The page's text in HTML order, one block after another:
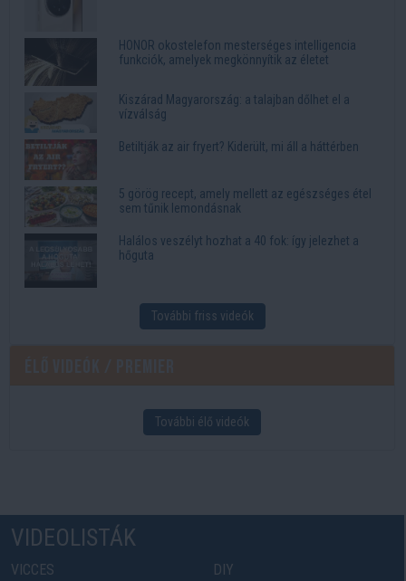
HONOR okostelefon mesterséges intelligencia
funkciók, amelyek megkönnyítik az életet
Kiszárad Magyarország: a talajban dőlhet el a
vízválság
Betiltják az air fryert? Kiderült, mi áll a háttérben
5 görög recept, amely mellett az egészséges étel
sem tűnik lemondásnak
Halálos veszélyt hozhat a 40 fok: így jelezhet a
hőguta
További friss videók
További élő videók
VIDEOLISTÁK
VICCES
DIY